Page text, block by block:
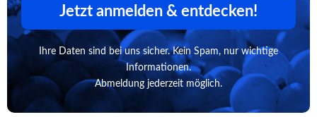
Jetzt anmelden & entdecken!
Ihre Daten sind bei uns sicher. Kein Spam, nur wichtige
Informationen.
Abmeldung jederzeit möglich.